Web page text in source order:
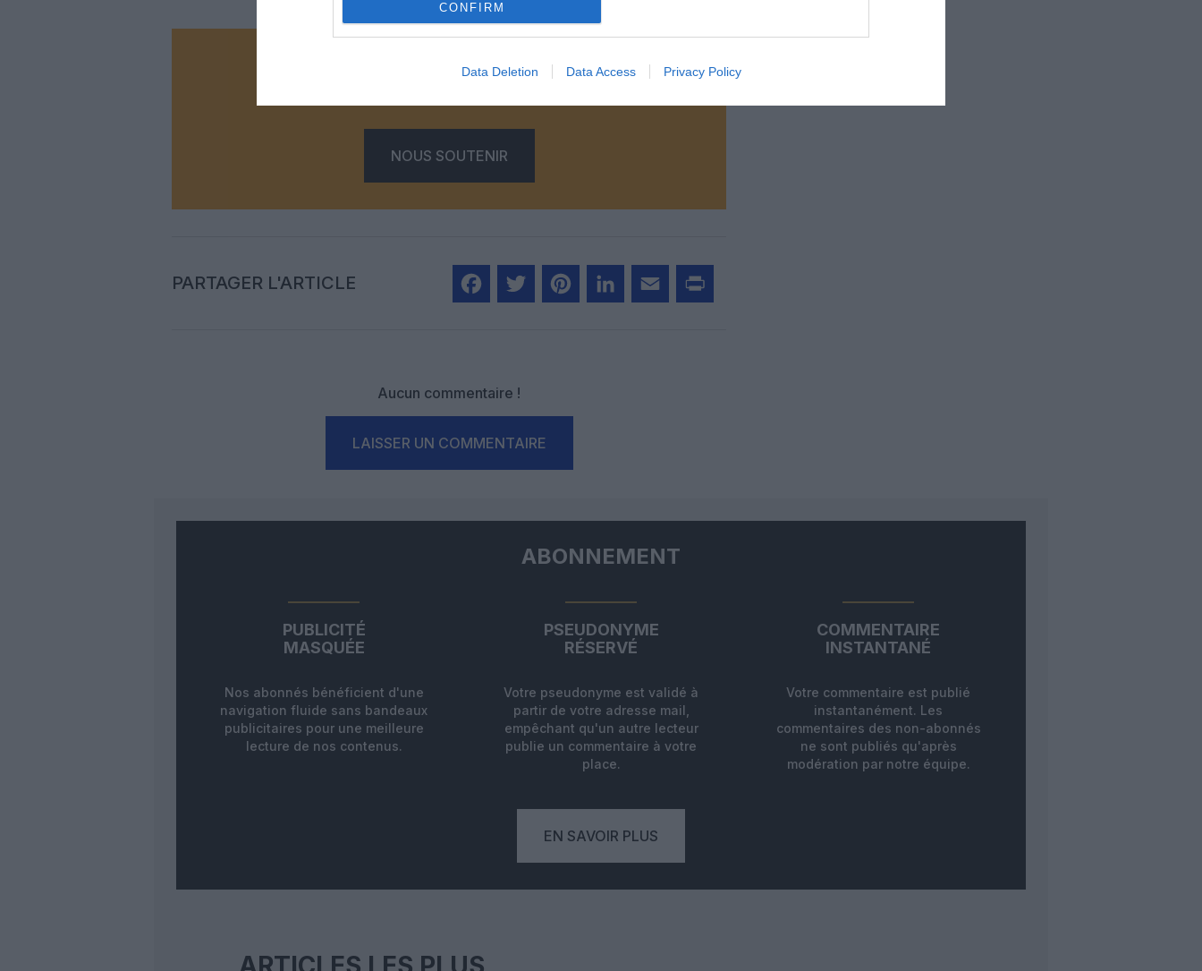
CONFIRM
Data Deletion Data Access Privacy Policy
Vous avez apprécié l’article ?
NOUS SOUTENIR
PARTAGER L'ARTICLE
Aucun commentaire !
LAISSER UN COMMENTAIRE
ABONNEMENT
PUBLICITÉ
MASQUÉE
Nos abonnés bénéficient d'une
navigation fluide sans bandeaux
publicitaires pour une meilleure
lecture de nos contenus.
PSEUDONYME
RÉSERVÉ
Votre pseudonyme est validé à
partir de votre adresse mail,
empêchant qu'un autre lecteur
publie un commentaire à votre
place.
COMMENTAIRE
INSTANTANÉ
Votre commentaire est publié
instantanément. Les
commentaires des non-abonnés
ne sont publiés qu'après
modération par notre équipe.
EN SAVOIR PLUS